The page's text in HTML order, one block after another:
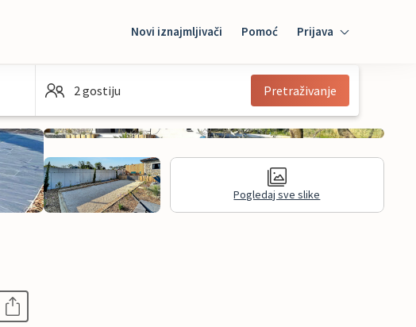
Novi iznajmljivači Pomoć Prijava
Mybooking
2 gostiju Pretraživanje
Pogledaj sve slike